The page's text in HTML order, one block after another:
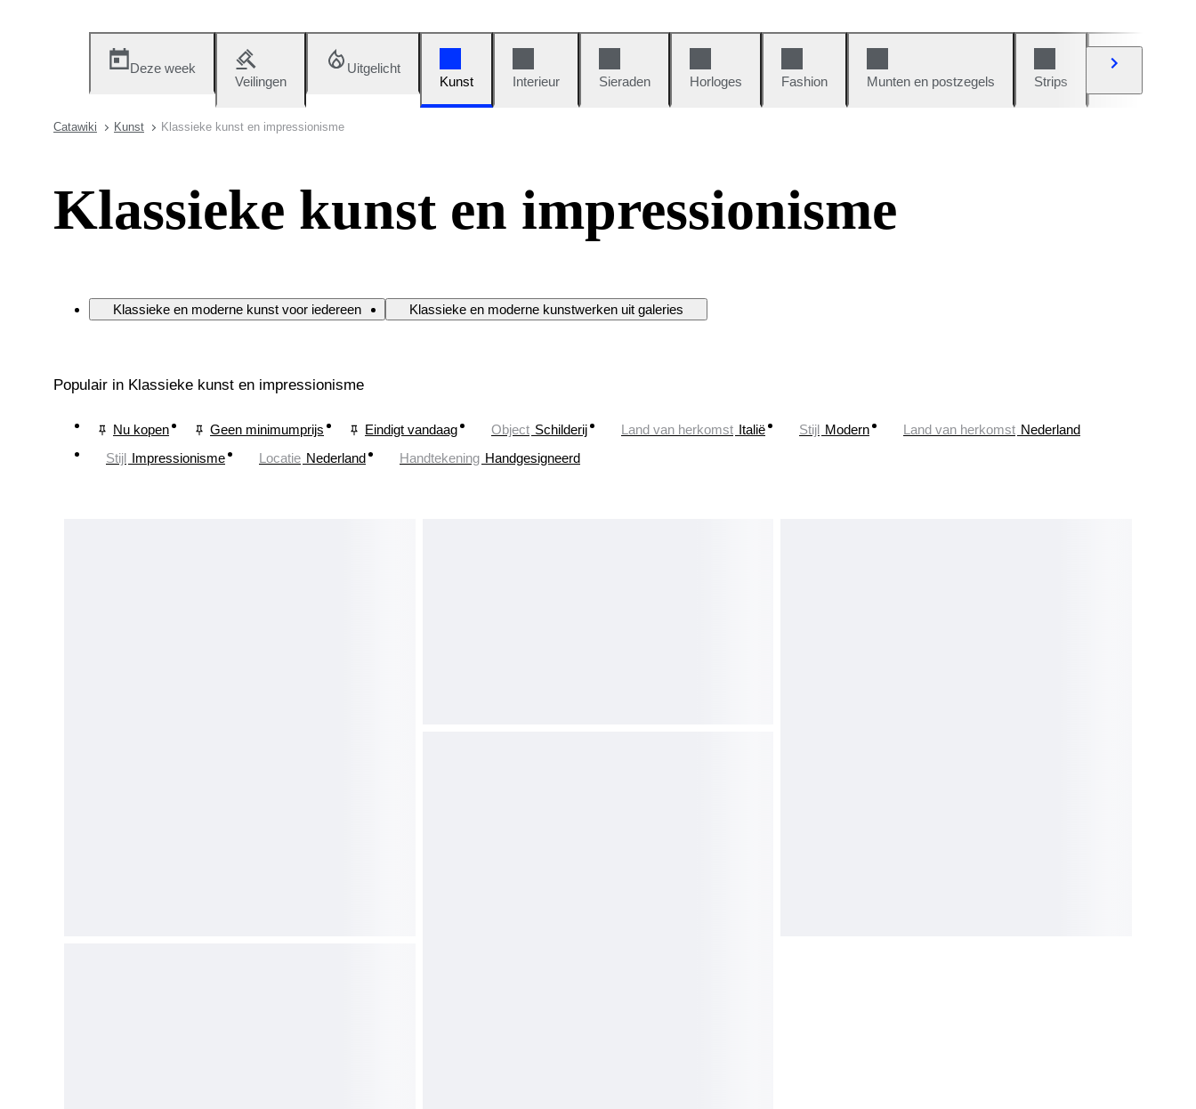
Deze week
Veilingen
Uitgelicht
Kunst
Interieur Sieraden Horloges Fashion Munten en postzegels Strips
Catawiki Kunst Klassieke kunst en impressionisme
Klassieke kunst en impressionisme
Klassieke en moderne kunst voor iedereen Klassieke en moderne kunstwerken uit galeries
Populair in Klassieke kunst en impressionisme
Nu kopen Geen minimumprijs Eindigt vandaag Object Schilderij Land van herkomst Italië Stijl Modern Land van herkomst Nederland
Stijl Impressionisme Locatie Nederland Handtekening Handgesigneerd